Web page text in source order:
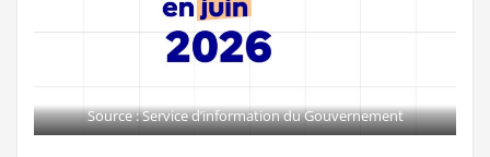
Source : Service d’information du Gouvernement